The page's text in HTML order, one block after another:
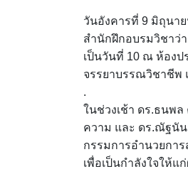
วันอังคารที่ 9 มิถุนาย
สำนักฝึกอบรมวิชาว่
เป็นวันที่ 10 ณ ห้อง
จรรยาบรรณวิชาชีพ
.
ในช่วงเช้า ดร.ธนพ
ความ และ ดร.ณัฐนั
กรรมการอำนวยกา
เพื่อเป็นกำลังใจให้แ